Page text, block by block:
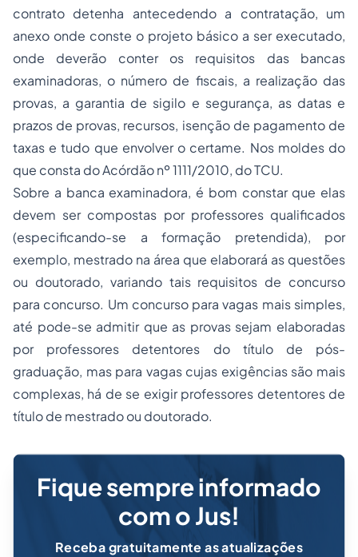
contrato detenha antecedendo a contratação, um
anexo onde conste o projeto básico a ser executado,
onde deverão conter os requisitos das bancas
examinadoras, o número de fiscais, a realização das
provas, a garantia de sigilo e segurança, as datas e
prazos de provas, recursos, isenção de pagamento de
taxas e tudo que envolver o certame. Nos moldes do
que consta do Acórdão nº 1111/2010, do TCU.
Sobre a banca examinadora, é bom constar que elas
devem ser compostas por professores qualificados
(especificando-se a formação pretendida), por
exemplo, mestrado na área que elaborará as questões
ou doutorado, variando tais requisitos de concurso
para concurso. Um concurso para vagas mais simples,
até pode-se admitir que as provas sejam elaboradas
por professores detentores do título de pós-
graduação, mas para vagas cujas exigências são mais
complexas, há de se exigir professores detentores de
título de mestrado ou doutorado.
Fique sempre informado
com o Jus!
Receba gratuitamente as atualizações